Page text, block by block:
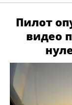
Пилот
видео